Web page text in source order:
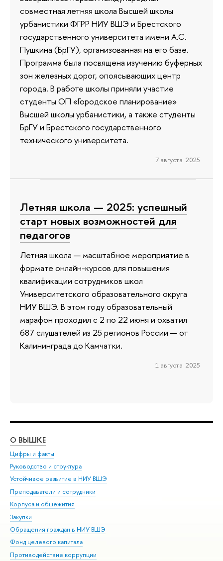
совместная летняя школа Высшей школы
урбанистики ФГРР НИУ ВШЭ и Брестского
государственного университета имени А.С.
Пушкина (БрГУ), организованная на его базе.
Программа была посвящена изучению буферных
зон железных дорог, опоясывающих центр
города. В работе школы приняли участие
студенты ОП «Городское планирование»
Высшей школы урбанистики, а также студенты
БрГУ и Брестского государственного
технического университета.
7 августа 2025
Летняя школа — 2025: успешный
старт новых возможностей для
педагогов
Летняя школа — масштабное мероприятие в
формате онлайн-курсов для повышения
квалификации сотрудников школ
Университетского образовательного округа
НИУ ВШЭ. В этом году образовательный
марафон проходил с 2 по 22 июня и охватил
687 слушателей из 25 регионов России — от
Калининграда до Камчатки.
1 августа 2025
О ВЫШКЕ
Цифры и факты
Руководство и структура
Устойчивое развитие в НИУ ВШЭ
Преподаватели и сотрудники
Корпуса и общежития
Закупки
Обращения граждан в НИУ ВШЭ
Фонд целевого капитала
Противодействие коррупции